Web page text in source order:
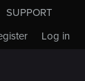
SUPPORT
Log in